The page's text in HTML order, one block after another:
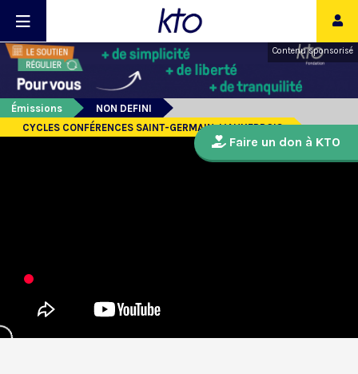
Contenu sponsorisé
Émissions
NON DEFINI
CYCLES CONFÉRENCES SAINT-GERMAIN-L’AUXERROIS
Faire un don à KTO